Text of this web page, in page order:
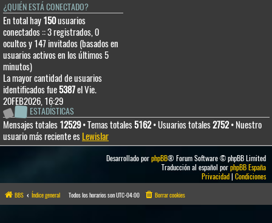
¿QUIÉN ESTÁ CONECTADO?
En total hay 150usuarios
conectados :: 3 registrados, 0
ocultos y 147 invitados (basados en
usuarios activos en los últimos 5
minutos)
La mayor cantidad de usuarios
identificados fue5387el Vie.
20FEB2026, 16:29
ESTADÍSTICAS
Mensajes totales 12529• Temas totales5162• Usuarios totales2752• Nuestro
usuario más reciente es Lewislar
Desarrollado porphpBB® Forum Software © phpBB Limited
Traducción al español porphpBB España
Privacidad| Condiciones
BBS Índice general Todos los horarios sonUTC-04:00 Borrar cookies